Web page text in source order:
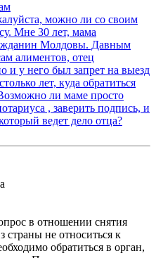
можно ли со своим
Мне 30 лет, мама
Молдовы. Давным
алиментов, отец
и у него был запрет на выезд
лет, куда обратиться
ли маме просто
, заверить подпись, и
ведет дело отца?
в отношении снятия
страны не относиться к
обратиться в орган,